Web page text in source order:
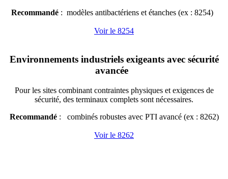
Recommandé: modèles antibactériens et étanches (ex : 8254)
Voir le 8254
Environnements industriels exigeants avec sécurité
avancée
Pour les sites combinant contraintes physiques et exigences de
sécurité, des terminaux complets sont nécessaires.
Recommandé: combinés robustes avec PTI avancé (ex : 8262)
Voir le 8262